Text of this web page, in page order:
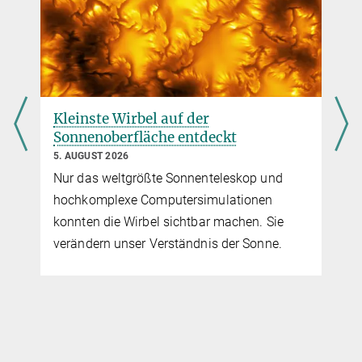
Operations Scientist PHI
+49 551 384979-409
Hirzberger@...
Max-Planck-Institut für Sonnensystemforschung, Göttingen
Dr. Alex Feller
Wissenschaftler
+49 551 384979-121
Feller@...
Max-Planck-Institut für Sonnensystemforschung
Dr. Gherardo Valori
Kleinste Wirbel auf der
Sonnenoberfläche entdeckt
5. AUGUST 2026
Nur das weltgrößte Sonnenteleskop und
hochkomplexe Computersimulationen
konnten die Wirbel sichtbar machen. Sie
verändern unser Verständnis der Sonne.